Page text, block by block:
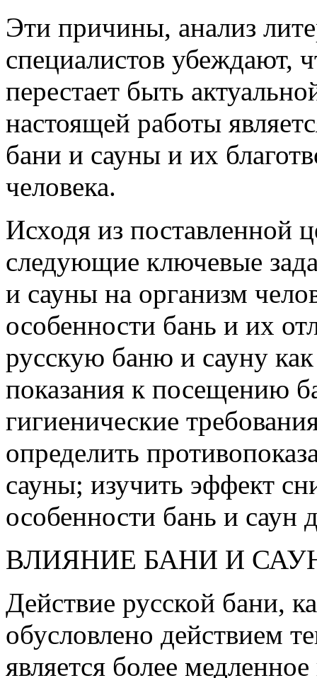
Эти причины, анализ
специалистов убеждают,
перестает быть
настоящей работы
бани и сауны и их
человека.
Исходя из поставленной
следующие ключевые
и сауны на организм
особенности бань и их
русскую баню и сауну
показания к посещению
гигиенические
определить
сауны; изучить эффект
особенности бань и саун
ВЛИЯНИЕ БАНИ И
Действие русской бани,
обусловлено действием
является более